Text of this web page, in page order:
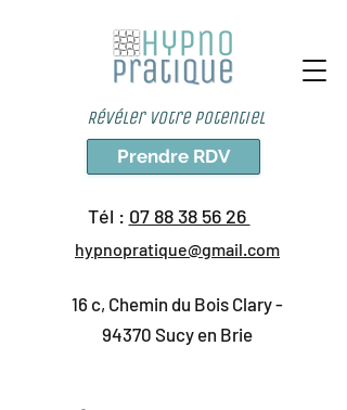
Révéler votre potentiel
Prendre RDV
Tél : 07 88 38 56 26
hypnopratique@gmail.com
16 c, Chemin du Bois Clary -
94370 Sucy en Brie